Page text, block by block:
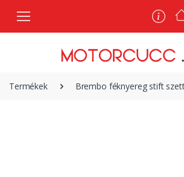
Termékek Brembo féknyereg stift